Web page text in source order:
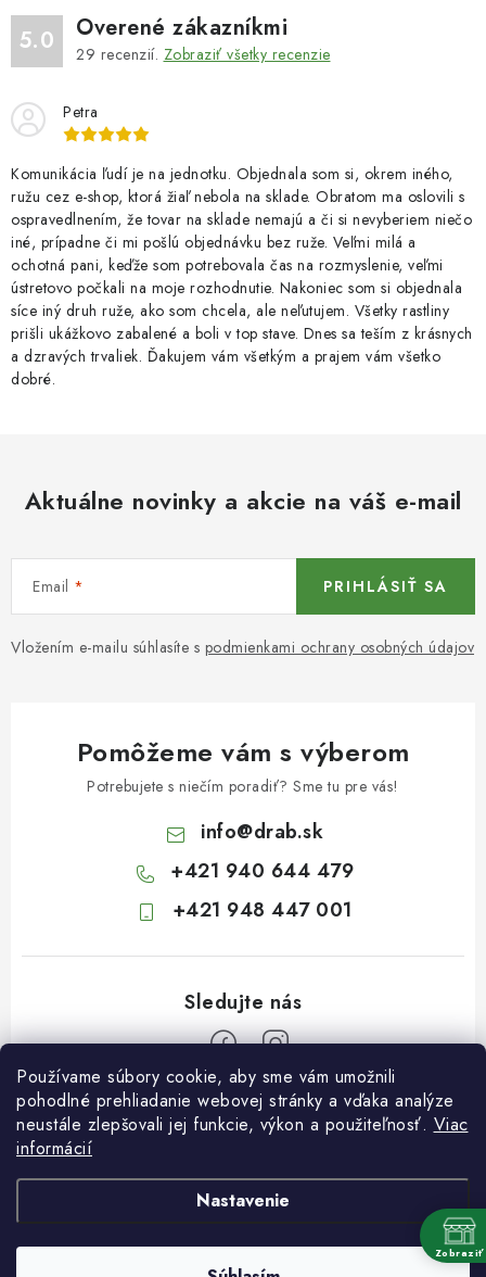
Používame súbory cookie, aby sme vám umožnili
pohodlné prehliadanie webovej stránky a vďaka analýze
neustále zlepšovali jej funkcie, výkon a použiteľnosť. Viac
informácií
Nastavenie
5.0 Overené zákazníkmi
29 recenzií. Zobraziť všetky recenzie
Petra
Komunikácia ľudí je na jednotku. Objednala som si, okrem iného,
ružu cez e-shop, ktorá žiaľ nebola na sklade. Obratom ma oslovili s
ospravedlnením, že tovar na sklade nemajú a či si nevyberiem niečo
iné, prípadne či mi pošlú objednávku bez ruže. Veľmi milá a
ochotná pani, keďže som potrebovala čas na rozmyslenie, veľmi
ústretovo počkali na moje rozhodnutie. Nakoniec som si objednala
síce iný druh ruže, ako som chcela, ale neľutujem. Všetky rastliny
prišli ukážkovo zabalené a boli v top stave. Dnes sa teším z krásnych
a dzravých trvaliek. Ďakujem vám všetkým a prajem vám všetko
dobré.
Aktuálne novinky a akcie na váš e-mail
Email
Vložením e-mailu súhlasíte s podmienkami ochrany osobných údajov
PRIHLÁSIŤ SA
Pomôžeme vám s výberom
Potrebujete s niečím poradiť? Sme tu pre vás!
info@drab.sk
+421 940 644 479
+421 948 447 001
Informácie pre vás
Zobraziť